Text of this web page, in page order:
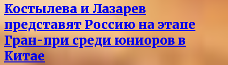
Костылева и Лазарев
представят Россию на этапе
Гран-при среди юниоров в
Китае